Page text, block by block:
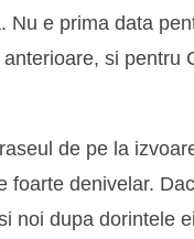
Nu e prima data
si pentru
de pe la
foarte denivelar.
noi dupa dorintele